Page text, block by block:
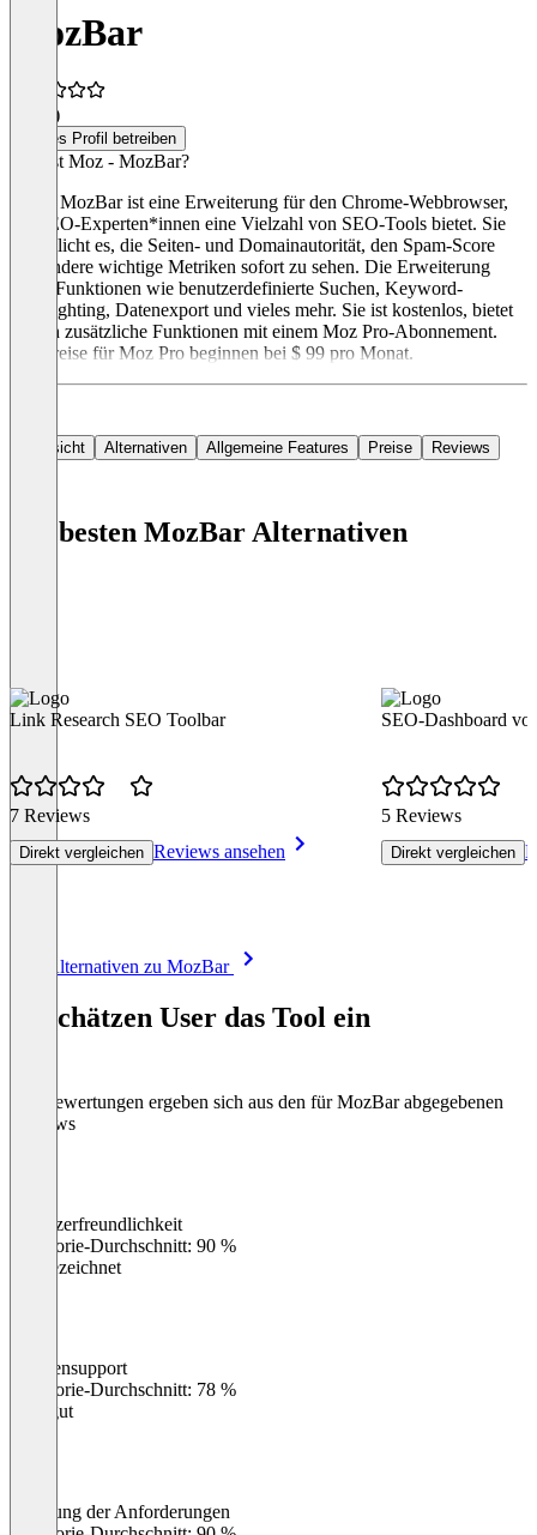
MozBar
(5)
Dieses Profil betreiben
Was ist Moz - MozBar?
Moz - MozBar ist eine Erweiterung für den Chrome-Webbrowser,
die SEO-Experten*innen eine Vielzahl von SEO-Tools bietet. Sie
ermöglicht es, die Seiten- und Domainautorität, den Spam-Score
und andere wichtige Metriken sofort zu sehen. Die Erweiterung
bietet Funktionen wie benutzerdefinierte Suchen, Keyword-
Highlighting, Datenexport und vieles mehr. Sie ist kostenlos, bietet
jedoch zusätzliche Funktionen mit einem Moz Pro-Abonnement.
Die Preise für Moz Pro beginnen bei $ 99 pro Monat.
Übersicht Alternativen Allgemeine Features Preise Reviews
Die besten MozBar Alternativen
Link Research SEO Toolbar
7 Reviews
Direkt vergleichen Reviews ansehen
SEO-Dashboard
5 Reviews
Direkt vergleichen
Alle Alternativen zu MozBar
So schätzen User das Tool ein
Die Bewertungen ergeben sich aus den für MozBar abgegebenen
Reviews
Benutzerfreundlichkeit
Kategorie-Durchschnitt: 90 %
Ausgezeichnet
Kundensupport
Kategorie-Durchschnitt: 78 %
Sehr gut
Erfüllung der Anforderungen